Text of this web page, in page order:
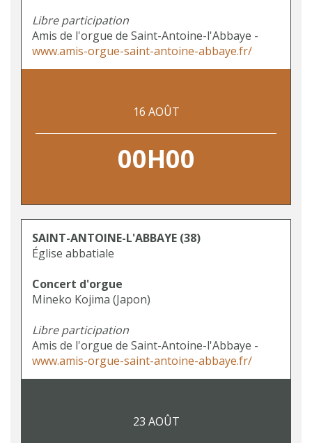
Libre participation
Amis de l'orgue de Saint-Antoine-l'Abbaye -
www.amis-orgue-saint-antoine-abbaye.fr/
16 AOÛT
00H00
SAINT-ANTOINE-L'ABBAYE (38)
Église abbatiale
Concert d'orgue
Mineko Kojima (Japon)
Libre participation
Amis de l'orgue de Saint-Antoine-l'Abbaye -
www.amis-orgue-saint-antoine-abbaye.fr/
23 AOÛT